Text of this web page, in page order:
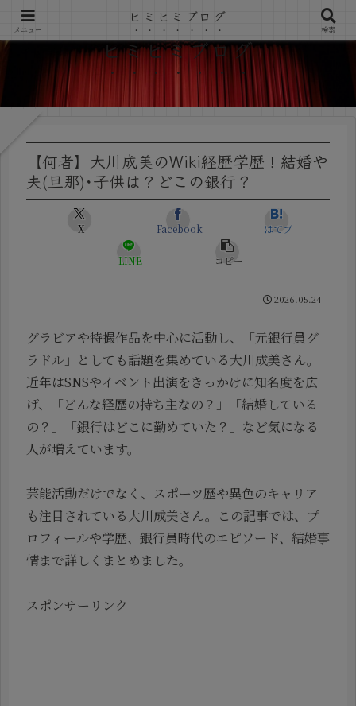
ヒミヒミブログ
【何者】大川成美のWiki経歴学歴！結婚や
夫(旦那)･子供は？どこの銀行？
X Facebook はてブ
LINE コピー
2026.05.24
グラビアや特撮作品を中心に活動し、「元銀行員グ
ラドル」としても話題を集めている大川成美さん。
近年はSNSやイベント出演をきっかけに知名度を広
げ、「どんな経歴の持ち主なの？」「結婚している
の？」「銀行はどこに勤めていた？」など気になる
人が増えています。
芸能活動だけでなく、スポーツ歴や異色のキャリア
も注目されている大川成美さん。この記事では、プ
ロフィールや学歴、銀行員時代のエピソード、結婚事
情まで詳しくまとめました。
スポンサーリンク
メニュー
ヒミヒミブログ
検索